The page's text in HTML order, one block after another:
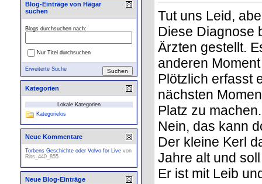
Tut uns Leid,
Diese Diagnose
Ärzten gestellt.
anderen
Plötzlich erfasst
nächsten
Platz zu machen.
Nein, das kann
Der kleine Kerl
Jahre alt und
Er ist mit Leib
Blog-Einträge von Hägar
suchen
Blogs durchsuchen nach:
Nur Titel durchsuchen
Erweiterte Suche
Kategorien
Lokale Kategorien
Kategorielos
Neue Kommentare
Torbens Geschichte oder Volvo for Live von
Rits_440_855
Neue Blog-Einträge